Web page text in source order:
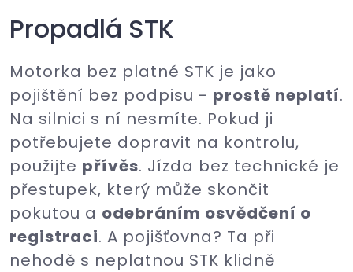
Propadlá STK
Motorka bez platné STK je jako
pojištění bez podpisu - prostě neplatí.
Na silnici s ní nesmíte. Pokud ji
potřebujete dopravit na kontrolu,
použijte přívěs. Jízda bez technické je
přestupek, který může skončit
pokutou a odebráním osvědčení o
registraci. A pojišťovna? Ta při
nehodě s neplatnou STK klidně